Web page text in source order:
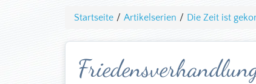
Startseite / Artikelserien / Die Zeit ist